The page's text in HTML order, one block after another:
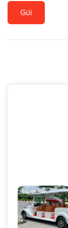
Gửi